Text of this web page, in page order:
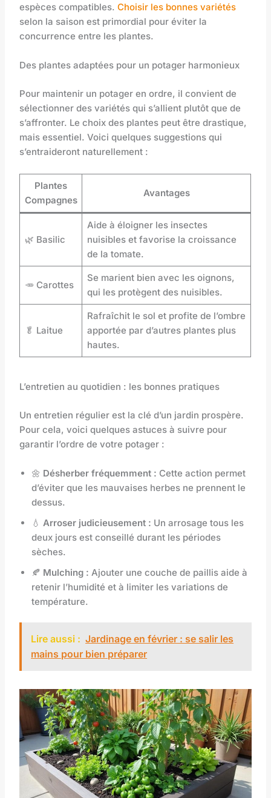
espèces compatibles.Choisir les bonnes variétés
selon la saison est primordial pour éviter la
concurrence entre les plantes.
Des plantes adaptées pour un potager harmonieux
Pour maintenir un potager en ordre, il convient de
sélectionner des variétés qui s’allient plutôt que de
s’affronter. Le choix des plantes peut être drastique,
mais essentiel. Voici quelques suggestions qui
s’entraideront naturellement :
Plantes
Compagnes
Avantages
🌿 Basilic
Aide à éloigner les insectes
nuisibles et favorise la croissance
de la tomate.
🥕 Carottes
Se marient bien avec les oignons,
qui les protègent des nuisibles.
🥬 Laitue
Rafraîchit le sol et profite de l’ombre
apportée par d’autres plantes plus
hautes.
L’entretien au quotidien : les bonnes pratiques
Un entretien régulier est la clé d’un jardin prospère.
Pour cela, voici quelques astuces à suivre pour
garantir l’ordre de votre potager :
🌼 Désherber fréquemment : Cette action permet
d’éviter que les mauvaises herbes ne prennent le
dessus.
💧 Arroser judicieusement : Un arrosage tous les
deux jours est conseillé durant les périodes
sèches.
🍂 Mulching : Ajouter une couche de paillis aide à
retenir l’humidité et à limiter les variations de
température.
Lire aussi : Jardinage en février : se salir les
mains pour bien préparer